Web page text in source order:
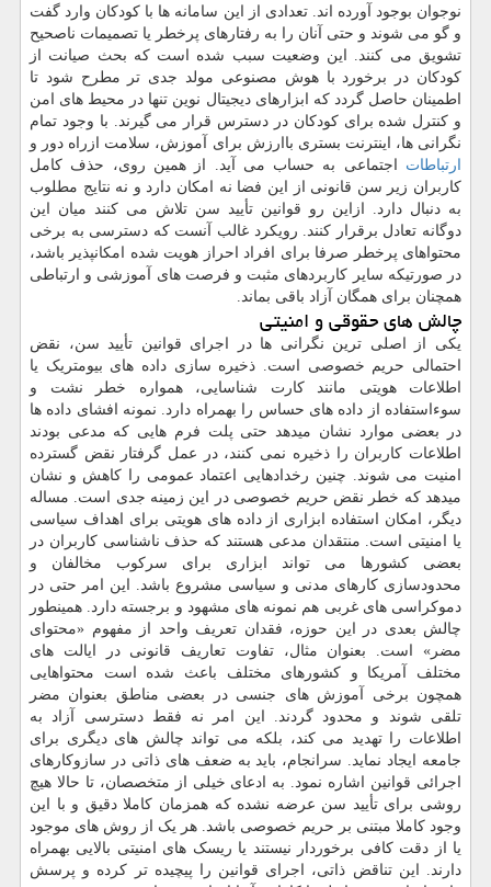
نوجوان بوجود آورده اند. تعدادی از این سامانه ها با کودکان وارد گفت
و گو می شوند و حتی آنان را به رفتارهای پرخطر یا تصمیمات ناصحیح
تشویق می کنند. این وضعیت سبب شده است که بحث صیانت از
کودکان در برخورد با هوش مصنوعی مولد جدی تر مطرح شود تا
اطمینان حاصل گردد که ابزارهای دیجیتال نوین تنها در محیط های امن
و کنترل شده برای کودکان در دسترس قرار می گیرند. با وجود تمام
نگرانی ها، اینترنت بستری باارزش برای آموزش، سلامت ازراه دور و
ارتباطات اجتماعی به حساب می آید. از همین روی، حذف کامل
کاربران زیر سن قانونی از این فضا نه امکان دارد و نه نتایج مطلوب
به دنبال دارد. ازاین رو قوانین تأیید سن تلاش می کنند میان این
دوگانه تعادل برقرار کنند. رویکرد غالب آنست که دسترسی به برخی
محتواهای پرخطر صرفا برای افراد احراز هویت شده امکانپذیر باشد،
در صورتیکه سایر کاربردهای مثبت و فرصت های آموزشی و ارتباطی
همچنان برای همگان آزاد باقی بماند.
چالش های حقوقی و امنیتی
یکی از اصلی ترین نگرانی ها در اجرای قوانین تأیید سن، نقض
احتمالی حریم خصوصی است. ذخیره سازی داده های بیومتریک یا
اطلاعات هویتی مانند کارت شناسایی، همواره خطر نشت و
سوءاستفاده از داده های حساس را بهمراه دارد. نمونه افشای داده ها
در بعضی موارد نشان میدهد حتی پلت فرم هایی که مدعی بودند
اطلاعات کاربران را ذخیره نمی کنند، در عمل گرفتار نقض گسترده
امنیت می شوند. چنین رخدادهایی اعتماد عمومی را کاهش و نشان
میدهد که خطر نقض حریم خصوصی در این زمینه جدی است. مساله
دیگر، امکان استفاده ابزاری از داده های هویتی برای اهداف سیاسی
یا امنیتی است. منتقدان مدعی هستند که حذف ناشناسی کاربران در
بعضی کشورها می تواند ابزاری برای سرکوب مخالفان و
محدودسازی کارهای مدنی و سیاسی مشروع باشد. این امر حتی در
دموکراسی های غربی هم نمونه های مشهود و برجسته دارد. همینطور
چالش بعدی در این حوزه، فقدان تعریف واحد از مفهوم «محتوای
مضر» است. بعنوان مثال، تفاوت تعاریف قانونی در ایالت های
مختلف آمریکا و کشورهای مختلف باعث شده است محتواهایی
همچون برخی آموزش های جنسی در بعضی مناطق بعنوان مضر
تلقی شوند و محدود گردند. این امر نه فقط دسترسی آزاد به
اطلاعات را تهدید می کند، بلکه می تواند چالش های دیگری برای
جامعه ایجاد نماید. سرانجام، باید به ضعف های ذاتی در سازوکارهای
اجرائی قوانین اشاره نمود. به ادعای خیلی از متخصصان، تا حالا هیچ
روشی برای تأیید سن عرضه نشده که همزمان کاملا دقیق و با این
وجود کاملا مبتنی بر حریم خصوصی باشد. هر یک از روش های موجود
یا از دقت کافی برخوردار نیستند یا ریسک های امنیتی بالایی بهمراه
دارند. این تناقض ذاتی، اجرای قوانین را پیچیده تر کرده و پرسش